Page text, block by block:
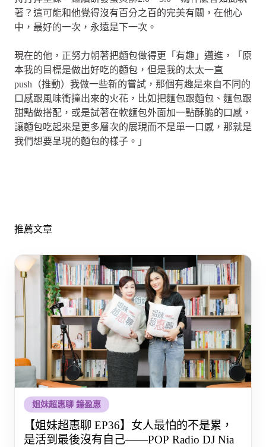
著？這可能和他覺得沒有百分之百的完美有關，在他心
中，最好的一次，永遠是下一次。
現在的他，正努力朝著把麵包做得更「有趣」邁進，「原
本我的目標是做出好吃的麵包，但是我的太太一直
push（推動）我做一些新的嘗試，那個有趣是來自不同的
口感跟風味衝撞出來的火花，比如把麵包跟麵包、麵包跟
甜點做搭配，或是試著在軟麵包外面加一點酥脆的口感，
讓麵包吃起來是更多層次的展現而不是單一口感，那就是
我們想要呈現的麵包的樣子。」
推薦文章
姐妹超惠聊 鐘盈惠
【姐妹超惠聊 EP36】女人最怕的不是累，
是活到最後沒有自己——POP Radio DJ Nia